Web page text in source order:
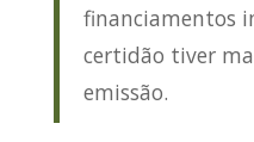
financiamentos
certidão tiver
emissão.